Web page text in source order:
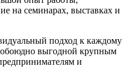
на семинарах, выставках и
подход к каждому
обоюдно выгодной крупным
и